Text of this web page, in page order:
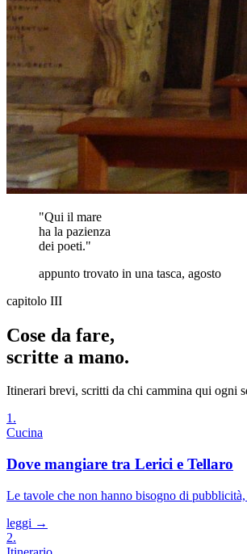
"Qui il mare
ha la pazienza
dei poeti."
appunto trovato in una tasca, agosto
capitolo III
Cose da fare,
scritte a mano.
Itinerari brevi, scritti da chi cammina qui ogni
1.
Cucina
Dove mangiare tra Lerici e Tellaro
Le tavole che non hanno bisogno di pubblicità,
leggi →
2.